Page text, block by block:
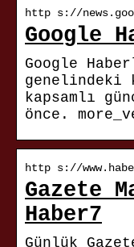
http s://
Google
Google
genelindeki
kapsamlı
önce.
http s://
Gazete
Haber7
Günlük